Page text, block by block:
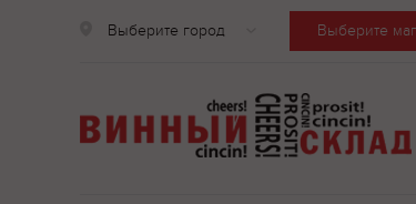
Выберите город Выберите